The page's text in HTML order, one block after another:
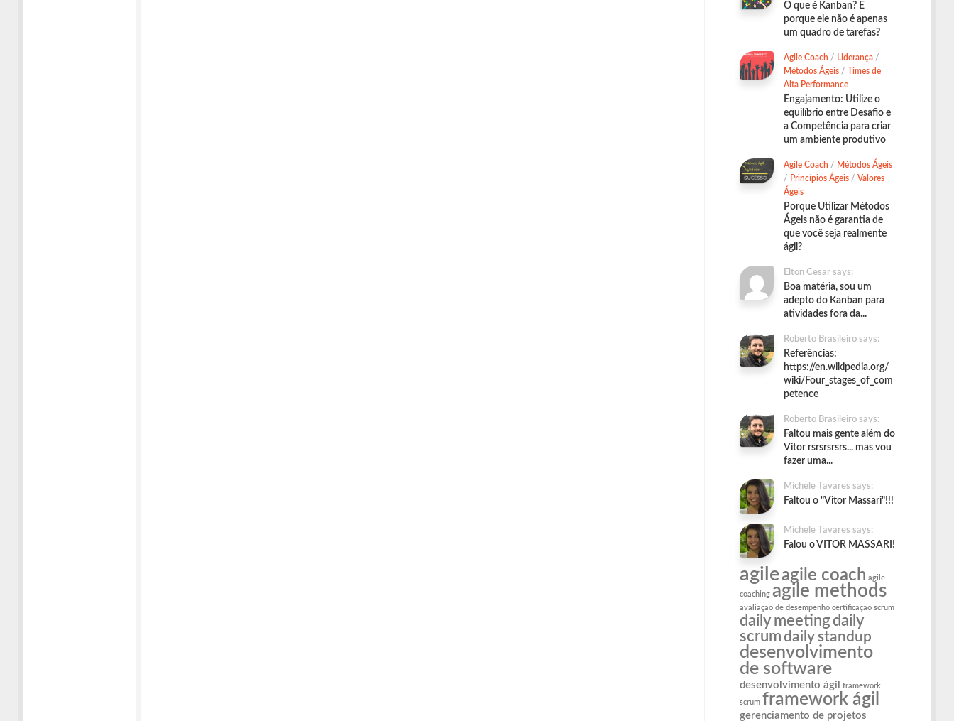
O que é Kanban? E
porque ele não é apenas
um quadro de tarefas?
Agile Coach / Liderança /
Métodos Ágeis / Times de
Alta Performance
Engajamento: Utilize o
equilíbrio entre Desafio e
a Competência para criar
um ambiente produtivo
Agile Coach / Métodos Ágeis
/ Princípios Ágeis / Valores
Ágeis
Porque Utilizar Métodos
Ágeis não é garantia de
que você seja realmente
ágil?
Elton Cesar says:
Boa matéria, sou um
adepto do Kanban para
atividades fora da...
Roberto Brasileiro says:
Referências:
https://en.wikipedia.org/
wiki/Four_stages_of_com
petence
Roberto Brasileiro says:
Faltou mais gente além do
Vitor rsrsrsrsrs... mas vou
fazer uma...
Michele Tavares says:
Faltou o "Vitor Massari"!!!
Michele Tavares says:
Falou o VITOR MASSARI!
agileagile coach agile
coaching agile methods
avaliação de desempenho certificação scrum
daily meeting daily
scrumdaily standup
desenvolvimento
de software
desenvolvimento ágil framework
scrum framework ágil
gerenciamento de projetos